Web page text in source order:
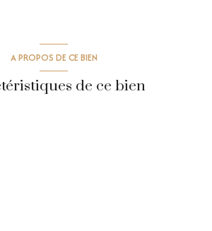
A PROPOS DE CE BIEN
de ce bien